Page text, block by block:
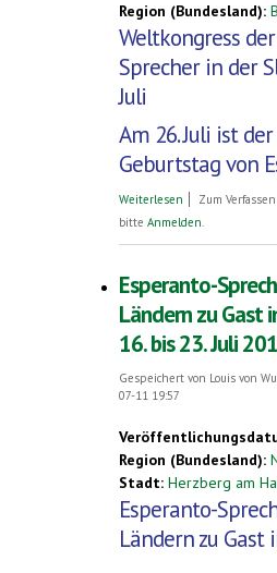
Region (Bundesland):
Weltkongress
Sprecher in der
Juli
Am 26. Juli ist der
Geburtstag von
Weiterlesen über
26. Juli ist der
Esperanto
Zum
bitte Anmelden.
Esperanto-
Ländern zu Gast
16. bis 23. Juli
Gespeichert von Louis von
07-11 19:57
Region (Bundesland):
Stadt: Herzberg am
Esperanto-
Ländern zu Gast